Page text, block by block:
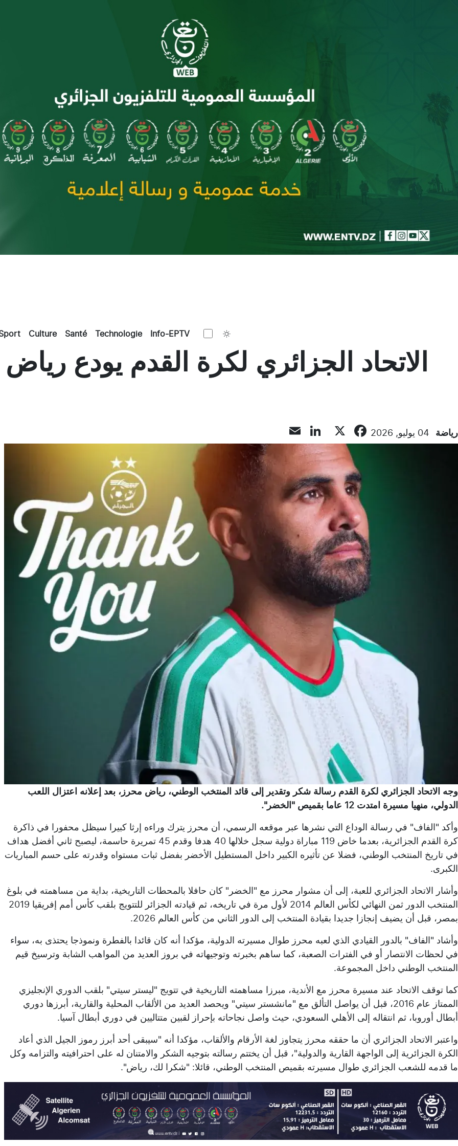
Culture Santé Technologie Info-EPTV
رياضة 04 يوليو, 2026 Facebook
LinkedIn
وجه الاتحاد الجزائري لكرة القدم رسالة شكر وتقدير إلى قائد المنتخب الوطني، رياض محرز، بعد إعلانه اعتزال اللعب
الدولي، منهيا مسيرة امتدت 12 عاما بقميص "الخضر".
وأكد "الفاف" في رسالة الوداع التي نشرها عبر موقعه الرسمي، أن محرز يترك وراءه إرثا كبيرا سيظل محفورا في ذاكرة
كرة القدم الجزائرية، بعدما خاض 119 مباراة دولية سجل خلالها 40 هدفا وقدم 45 تمريرة حاسمة، ليصبح ثاني أفضل هداف
في تاريخ المنتخب الوطني، فضلا عن تأثيره الكبير داخل المستطيل الأخضر بفضل ثبات مستواه وقدرته على حسم المباريات
الكبرى.
وأشار الاتحاد الجزائري للعبة، إلى أن مشوار محرز مع "الخضر" كان حافلا بالمحطات التاريخية، بداية من مساهمته في بلوغ
المنتخب الدور ثمن النهائي لكأس العالم 2014 لأول مرة في تاريخه، ثم قيادته الجزائر للتتويج بلقب كأس أمم إفريقيا 2019
بمصر، قبل أن يضيف إنجازا جديدا بقيادة المنتخب إلى الدور الثاني من كأس العالم 2026.
وأشاد "الفاف" بالدور القيادي الذي لعبه محرز طوال مسيرته الدولية، مؤكدا أنه كان قائدا بالفطرة ونموذجا يحتذى به، سواء
في لحظات الانتصار أو في الفترات الصعبة، كما ساهم بخبرته وتوجيهاته في بروز العديد من المواهب الشابة وترسيخ قيم
المنتخب الوطني داخل المجموعة.
كما توقف الاتحاد عند مسيرة محرز مع الأندية، مبرزا مساهمته التاريخية في تتويج "ليستر سيتي" بلقب الدوري الإنجليزي
الممتاز عام 2016، قبل أن يواصل التألق مع "مانشستر سيتي" ويحصد العديد من الألقاب المحلية والقارية، أبرزها دوري
أبطال أوروبا، ثم انتقاله إلى الأهلي السعودي، حيث واصل نجاحاته بإحراز لقبين متتاليين في دوري أبطال آسيا.
واعتبر الاتحاد الجزائري أن ما حققه محرز يتجاوز لغة الأرقام والألقاب، مؤكدا أنه "سيبقى أحد أبرز رموز الجيل الذي أعاد
الكرة الجزائرية إلى الواجهة القارية والدولية"، قبل أن يختتم رسالته بتوجيه الشكر والامتنان له على احترافيته والتزامه وكل
ما قدمه للشعب الجزائري طوال مسيرته بقميص المنتخب الوطني، قائلا: "شكرا لك، رياض".